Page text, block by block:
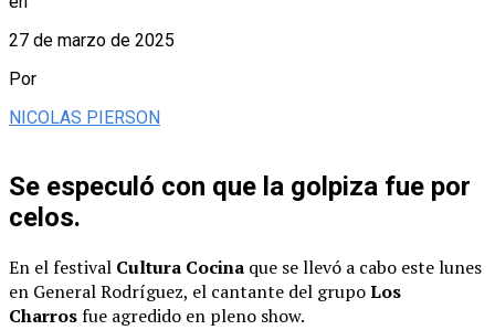
27 de marzo de 2025
Por
NICOLAS PIERSON
Se especuló con que la golpiza fue por
celos.
En el festival Cultura Cocina que se llevó a cabo este lunes
en General Rodríguez, el cantante del grupoLos
Charrosfue agredido en pleno show.